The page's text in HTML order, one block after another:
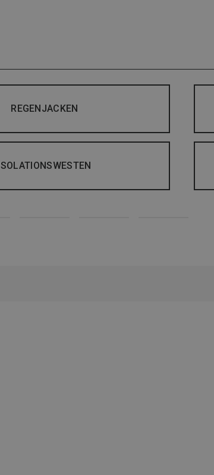
REGENJACKEN
ISOLATIONSWESTEN